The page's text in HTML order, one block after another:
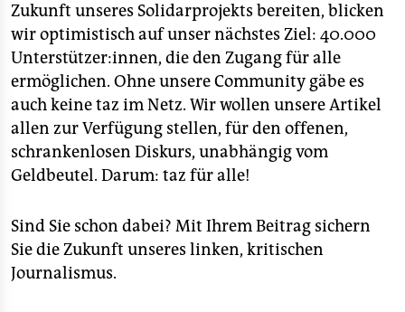
Zukunft unseres Solidarprojekts bereiten, blicken
wir optimistisch auf unser nächstes Ziel: 40.000
Unterstützer:innen, die den Zugang für alle
ermöglichen. Ohne unsere Community gäbe es
auch keine taz im Netz. Wir wollen unsere Artikel
allen zur Verfügung stellen, für den offenen,
schrankenlosen Diskurs, unabhängig vom
Geldbeutel. Darum: taz für alle!
Sind Sie schon dabei? Mit Ihrem Beitrag sichern
Sie die Zukunft unseres linken, kritischen
Journalismus.